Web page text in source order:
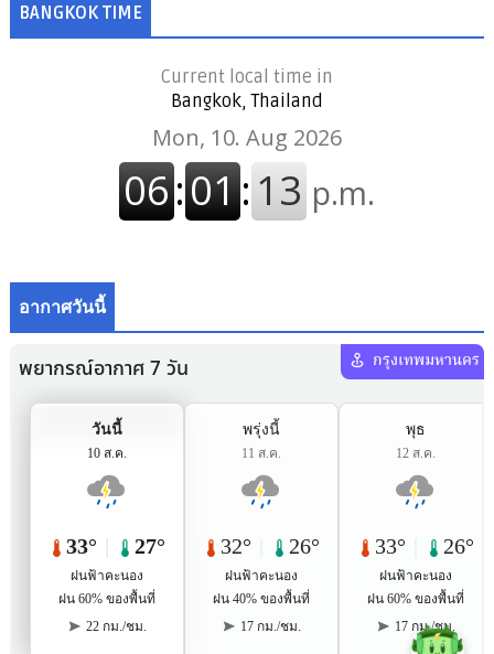
BANGKOK TIME
Current local time in
Bangkok, Thailand
อากาศวันนี้